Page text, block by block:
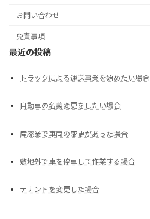
お問い合わせ
免責事項
最近の投稿
トラックによる運送事業を始めたい場合
自動車の名義変更をしたい場合
産廃業で車両の変更があった場合
敷地外で車を停車して作業する場合
テナントを変更した場合